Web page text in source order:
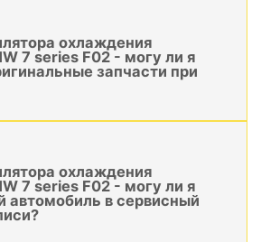
охлаждения
7 series F02 - могу ли я
запчасти при
охлаждения
7 series F02 - могу ли я
автомобиль в сервисный